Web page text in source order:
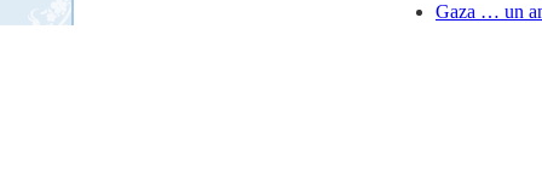
Gaza … un